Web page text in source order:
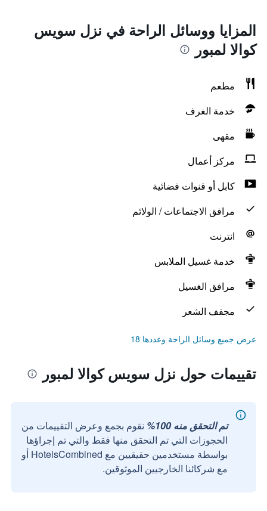
المزايا ووسائل الراحة في نزل سويس
كوالا لمبور
مطعم
خدمة الغرف
مقهى
مركز أعمال
كابل أو قنوات فضائية
مرافق الاجتماعات / الولائم
انترنت
خدمة غسيل الملابس
مرافق الغسيل
مجفف الشعر
عرض جميع وسائل الراحة وعددها 18
تقييمات حول نزل سويس كوالا لمبور
تم التحقق منه 100%
نقوم بجمع وعرض التقييمات من
الحجوزات التي تم التحقق منها فقط والتي تم إجراؤها
بواسطة مستخدمين حقيقيين مع HotelsCombined أو
مع شركائنا الخارجيين الموثوقين.